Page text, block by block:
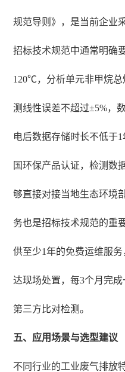
规范导则》，是当前企业
招标技术规范中通常明确
120℃，分析单元非甲烷总
测线性误差不超过±5%，
电后数据存储时长不低于
国环保产品认证，检测数
够直接对接当地生态环境
务也是招标技术规范的重
供至少1年的免费运维服
达现场处置，每3个月完
第三方比对检测。
五、应用场景与选型建议
不同行业的工业废气排放